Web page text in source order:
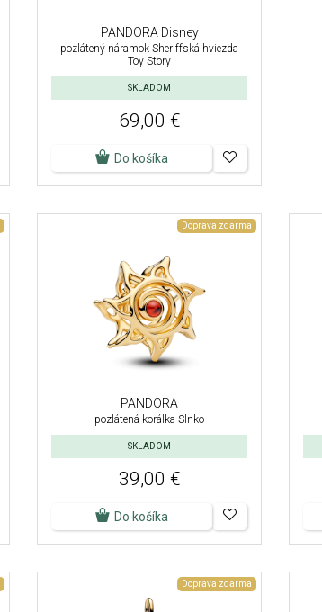
PANDORA Disney
pozlátený náramok Sheriffská hviezda
Toy Story
SKLADOM
69,00 €
Do košíka
Doprava zdarma
PANDORA
pozlátená korálka Slnko
SKLADOM
39,00 €
Do košíka
Doprava zdarma